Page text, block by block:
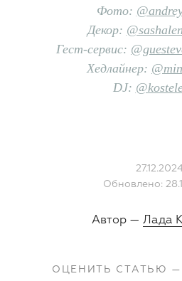
Фото:
Декор:
Гест-сервис:
Хедлайнер:
DJ:
Обновлено:
Автор — Лада
ОЦЕНИТЬ СТАТЬЮ —